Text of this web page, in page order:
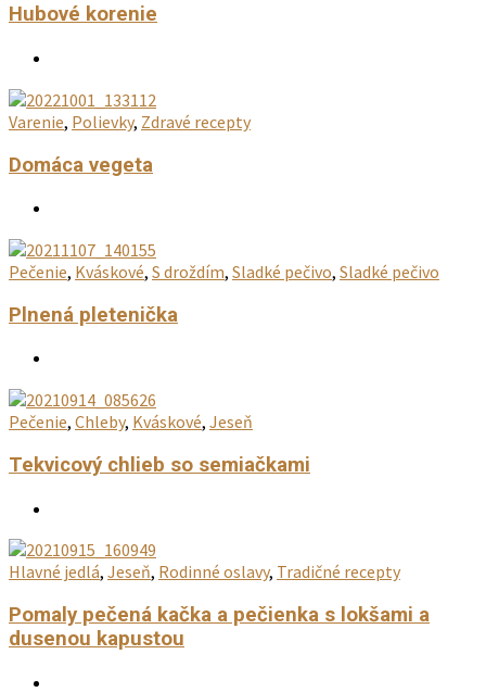
Hubové korenie
Varenie, Polievky, Zdravé recepty
Domáca vegeta
Pečenie, Kváskové, S droždím, Sladké pečivo, Sladké pečivo
Plnená pletenička
Pečenie, Chleby, Kváskové, Jeseň
Tekvicový chlieb so semiačkami
Hlavné jedlá, Jeseň, Rodinné oslavy, Tradičné recepty
Pomaly pečená kačka a pečienka s lokšami a
dusenou kapustou